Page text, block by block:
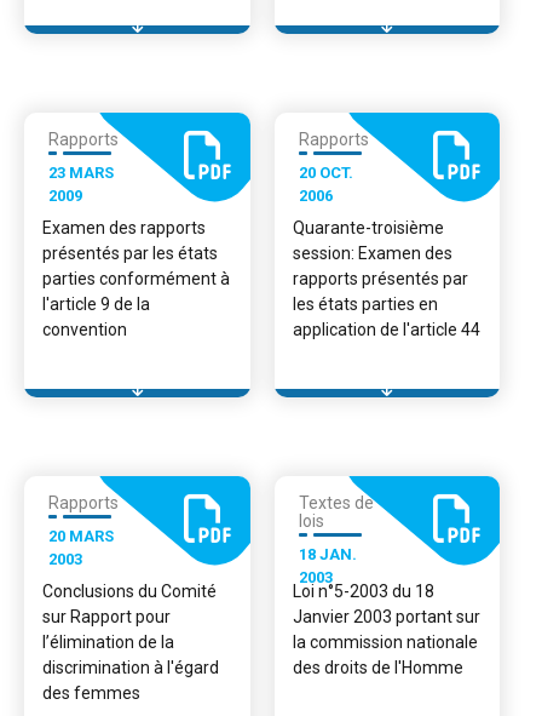
Rapports
23 MARS
2009
Examen des rapports
présentés par les états
parties conformément à
l'article 9 de la
convention
Rapports
20 OCT.
2006
Quarante-troisième
session: Examen des
rapports présentés par
les états parties en
application de l'article 44
Rapports
20 MARS
2003
Conclusions du Comité
sur Rapport pour
l’élimination de la
discrimination à l'égard
des femmes
Textes de
lois
18 JAN.
2003
Loi n°5-2003 du 18
Janvier 2003 portant sur
la commission nationale
des droits de l'Homme